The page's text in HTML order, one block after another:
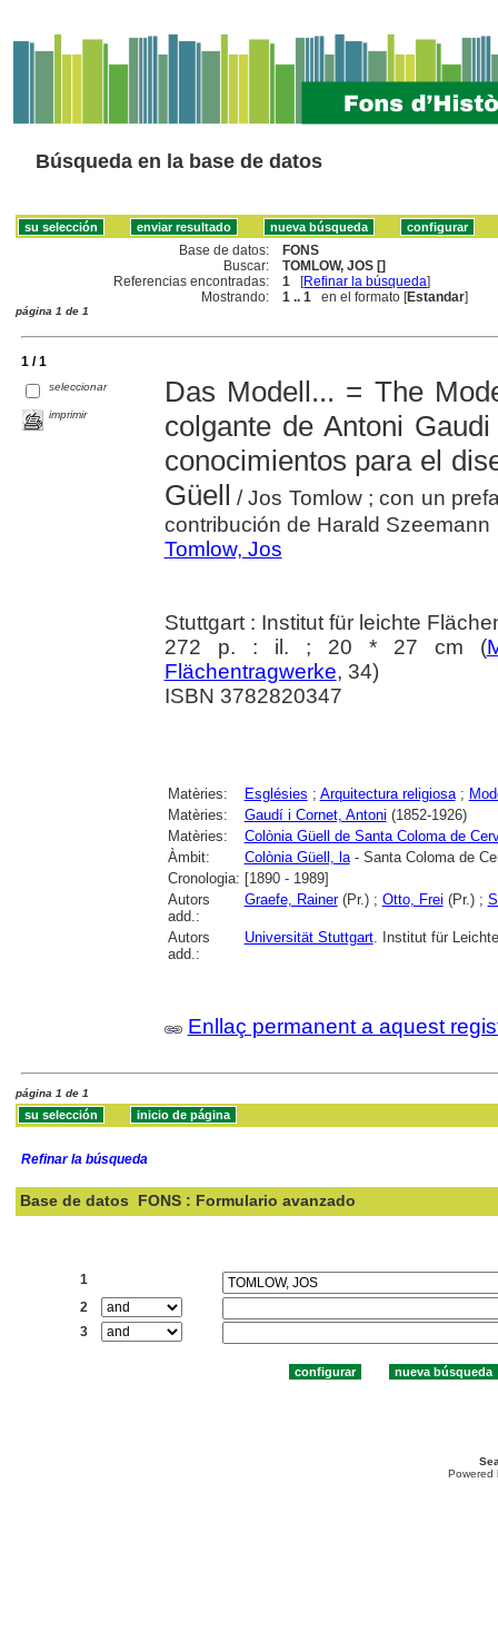
Búsqueda en la base de datos
Base de datos:
FONS
Buscar:
TOMLOW, JOS []
Referencias encontradas:
1 [Refinar la búsqueda]
Mostrando:
1 .. 1 en el formato [Estandar]
página 1 de 1
1 / 1
seleccionar
imprimir
Das Modell... = The
colgante de Antoni
conocimientos para el
Güell / Jos Tomlow ; con un
contribución de Harald Szeemann
Tomlow, Jos
Stuttgart : Institut für leichte
272 p. : il. ; 20 * 27 cm (
Flächentragwerke, 34)
ISBN 3782820347
Matèries: Esglésies ; Arquitectura religiosa;
Matèries:
Gaudí i Cornet, Antoni (1852-1926)
Matèries:
Colònia Güell de Santa Coloma de
Àmbit:
Colònia Güell, la- Santa Coloma de
Cronologia: [1890 - 1989]
Autors
add.:
Graefe, Rainer(Pr.) ; Otto, Frei (Pr.) ;
Autors
add.:
Universität Stuttgart. Institut für
Enllaç permanent a aquest
página 1 de 1
Refinar la búsqueda
Base de datos FONS : Formulario avanzado
1
2
3